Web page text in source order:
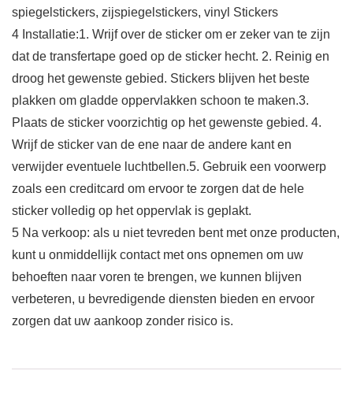
spiegelstickers, zijspiegelstickers, vinyl Stickers
4 Installatie:1. Wrijf over de sticker om er zeker van te zijn
dat de transfertape goed op de sticker hecht. 2. Reinig en
droog het gewenste gebied. Stickers blijven het beste
plakken om gladde oppervlakken schoon te maken.3.
Plaats de sticker voorzichtig op het gewenste gebied. 4.
Wrijf de sticker van de ene naar de andere kant en
verwijder eventuele luchtbellen.5. Gebruik een voorwerp
zoals een creditcard om ervoor te zorgen dat de hele
sticker volledig op het oppervlak is geplakt.
5 Na verkoop: als u niet tevreden bent met onze producten,
kunt u onmiddellijk contact met ons opnemen om uw
behoeften naar voren te brengen, we kunnen blijven
verbeteren, u bevredigende diensten bieden en ervoor
zorgen dat uw aankoop zonder risico is.